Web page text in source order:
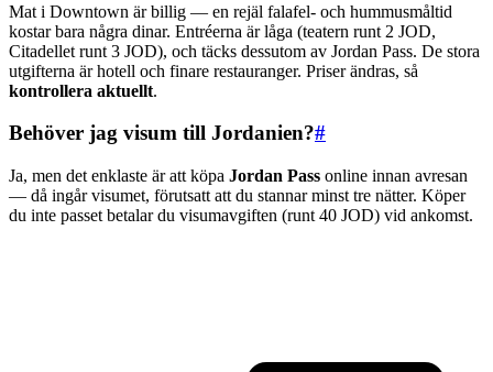
Mat i Downtown är billig — en rejäl falafel- och hummusmåltid
kostar bara några dinar. Entréerna är låga (teatern runt 2 JOD,
Citadellet runt 3 JOD), och täcks dessutom av Jordan Pass. De stora
utgifterna är hotell och finare restauranger. Priser ändras, så
kontrollera aktuellt.
Behöver jag visum till Jordanien?#
Ja, men det enklaste är att köpa Jordan Pass online innan avresan
— då ingår visumet, förutsatt att du stannar minst tre nätter. Köper
du inte passet betalar du visumavgiften (runt 40 JOD) vid ankomst.